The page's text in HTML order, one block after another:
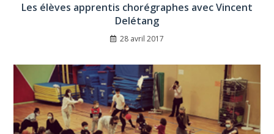
Les élèves apprentis chorégraphes avec Vincent
Delétang
28 avril 2017